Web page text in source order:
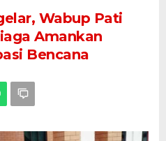
Wabup Pati
Amankan
Bencana